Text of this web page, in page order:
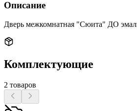
Описание
Дверь межкомнатная "Сюита" ДО
Комплектующие
2 товаров